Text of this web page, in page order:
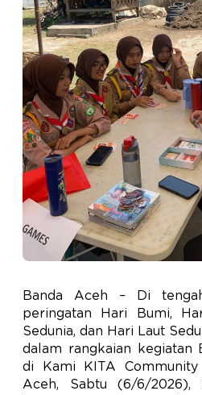
Banda Aceh – Di
peringatan Hari Bumi,
Sedunia, dan Hari Laut
dalam rangkaian kegiatan
di Kami KITA Community
Aceh, Sabtu (6/6/2026),